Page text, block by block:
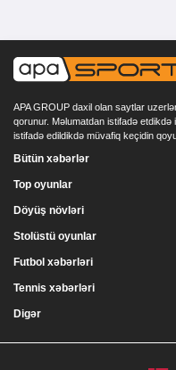
APA GROUP daxil olan saytlar
qorunur. Məlumatdan istifadə
istifadə edildikdə müvafiq keçidin
Bütün xəbərlər
Top oyunlar
Döyüş növləri
Stolüstü oyunlar
Futbol xəbərləri
Tennis xəbərləri
Digər